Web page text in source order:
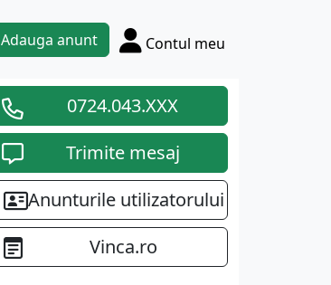
Adauga anunt Contul meu
0724.043.XXX
Trimite mesaj
Anunturile utilizatorului
Vinca.ro